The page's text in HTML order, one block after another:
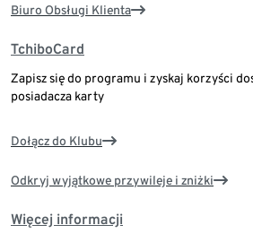
Biuro Obsługi Klienta
TchiboCard
Zapisz się do programu i zyskaj korzyści
posiadacza karty
Dołącz do Klubu
Odkryj wyjątkowe przywileje i zniżki
Więcej informacji